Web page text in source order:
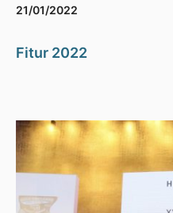
21/01/2022
Fitur 2022